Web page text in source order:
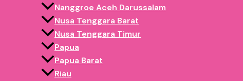
Nanggroe Aceh Darussalam
Nusa Tenggara Barat
Nusa Tenggara Timur
Papua
Papua Barat
Riau
Event olahraga (lari, sepeda, fun run)
Launching produk
Grand opening toko / showroom
Festival, pameran, dan acara instansi